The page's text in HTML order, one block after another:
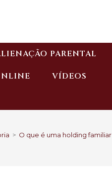
PARENTAL
VÍDEOS
> O que é uma holding